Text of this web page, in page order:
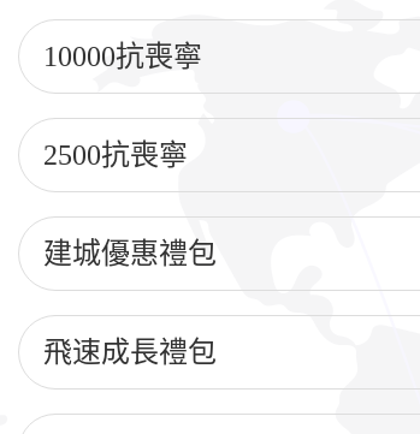
10000抗喪寧
2500抗喪寧
建城優惠禮包
飛速成長禮包